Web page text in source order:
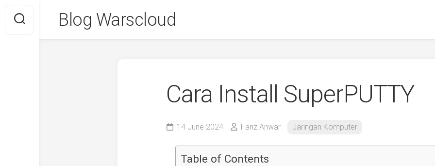
content
Blog Warscloud
Cara Install SuperPUTTY
14 June 2024 Fariz Anwar Jaringan Komputer
Table of Contents